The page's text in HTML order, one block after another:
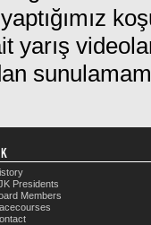
yarış
Presidents
Members